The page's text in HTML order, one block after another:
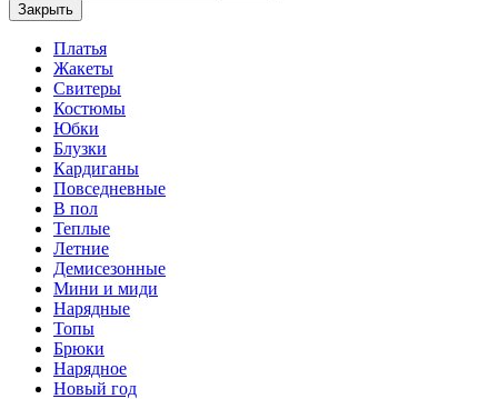
Закрыть
Платья
Жакеты
Свитеры
Костюмы
Юбки
Блузки
Кардиганы
Повседневные
В пол
Теплые
Летние
Демисезонные
Мини и миди
Нарядные
Топы
Брюки
Нарядное
Новый год